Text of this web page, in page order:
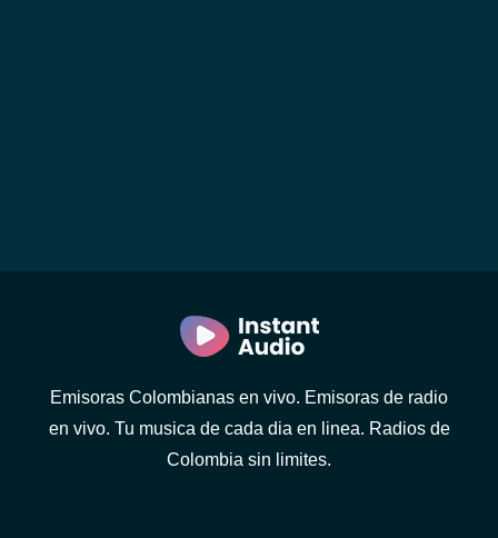
Emisoras Colombianas en vivo. Emisoras de radio
en vivo. Tu musica de cada dia en linea. Radios de
Colombia sin limites.